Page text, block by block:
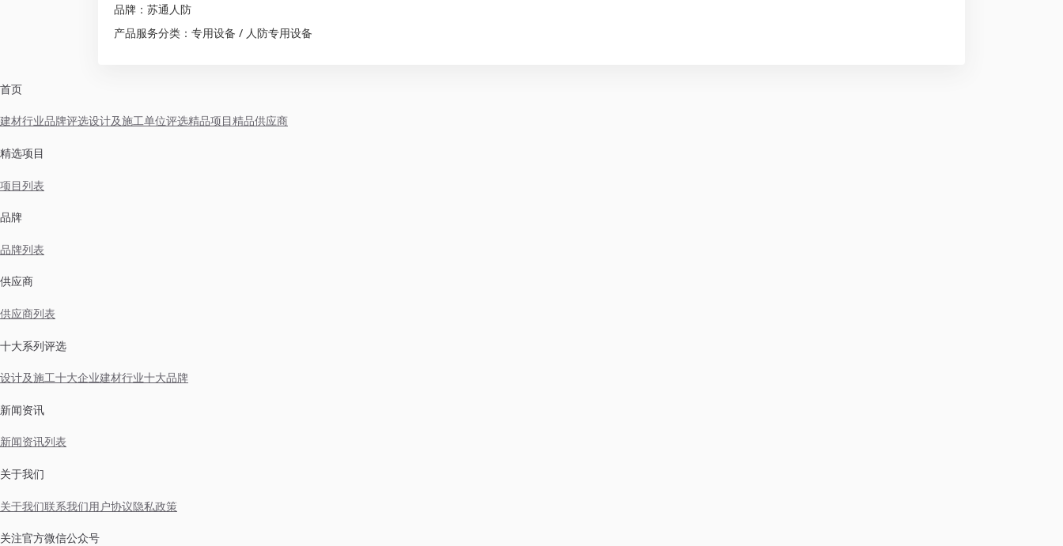
品牌：苏通人防
产品服务分类：专用设备 / 人防专用设备
首页
建材行业品牌评选设计及施工单位评选精品项目精品供应商
精选项目
项目列表
品牌
品牌列表
供应商
供应商列表
十大系列评选
设计及施工十大企业建材行业十大品牌
新闻资讯
新闻资讯列表
关于我们
关于我们联系我们用户协议隐私政策
关注官方微信公众号